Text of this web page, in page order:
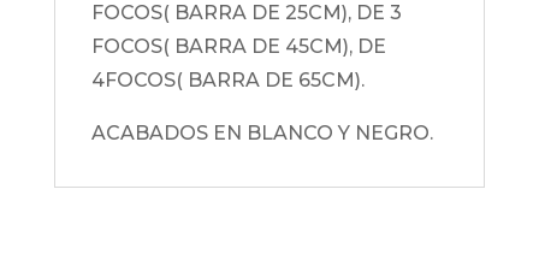
FOCOS( BARRA DE 25CM), DE 3
FOCOS( BARRA DE 45CM), DE
4FOCOS( BARRA DE 65CM).
ACABADOS EN BLANCO Y NEGRO.